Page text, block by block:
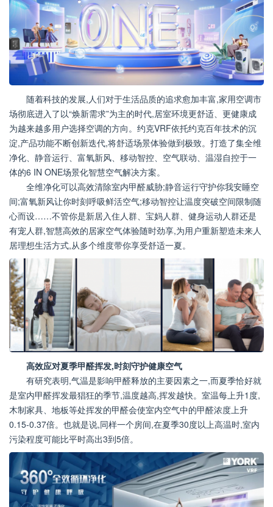
随着科技的发展,人们对于生活品质的追求愈加丰富,家用空调市
场彻底进入了以“焕新需求”为主的时代,居室环境更舒适、更健康成
为越来越多用户选择空调的方向。约克VRF依托约克百年技术的沉
淀,产品功能不断创新迭代,将舒适场景体验做到极致。打造了集全维
净化、静音运行、富氧新风、移动智控、空气联动、温湿自控于一
体的6 IN ONE场景化智慧空气解决方案。
全维净化可以高效清除室内甲醛威胁;静音运行守护你我安睡空
间;富氧新风让你时刻呼吸鲜活空气;移动智控让温度突破空间限制随
心而设……不管你是新居入住人群、宝妈人群、健身运动人群还是
有宠人群,智慧高效的居家空气体验随时劲享,为用户重新塑造未来人
居理想生活方式,从多个维度带你享受舒适一夏。
高效应对夏季甲醛挥发,时刻守护健康空气
有研究表明,气温是影响甲醛释放的主要因素之一,而夏季恰好就
是室内甲醛挥发最猖狂的季节,温度越高,挥发越快。室温每上升1度,
木制家具、地板等处挥发的甲醛会使室内空气中的甲醛浓度上升
0.15-0.37倍。也就是说,同样一个房间,在夏季30度以上高温时,室内
污染程度可能比平时高出3到5倍。